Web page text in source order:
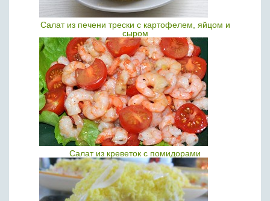
Салат из печени трески с картофелем, яйцом и
сыром
Салат из креветок с помидорами